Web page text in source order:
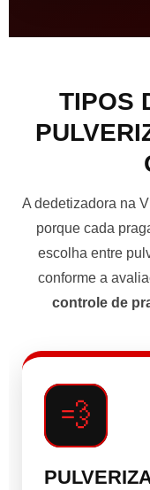
TIPOS
A dedetizadora na
porque cada
escolha entre
conforme a
controle de
💨